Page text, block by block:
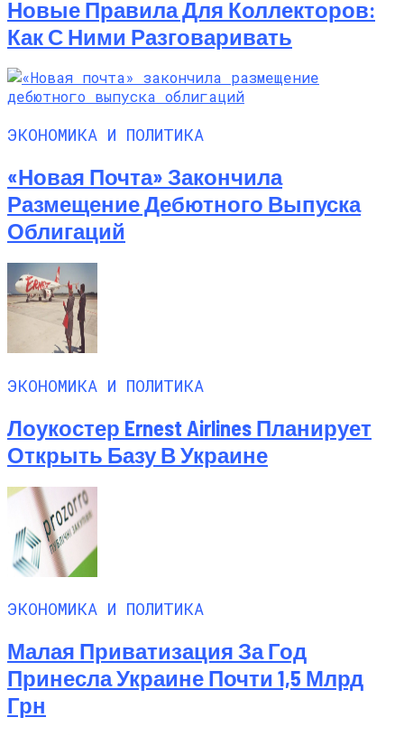
Новые Правила Для Коллекторов:
Как С Ними Разговаривать
ЭКОНОМИКА И ПОЛИТИКА
«Новая Почта» Закончила
Размещение Дебютного Выпуска
Облигаций
ЭКОНОМИКА И ПОЛИТИКА
Лоукостер Ernest Airlines Планирует
Открыть Базу В Украине
ЭКОНОМИКА И ПОЛИТИКА
Малая Приватизация За Год
Принесла Украине Почти 1,5 Млрд
Грн